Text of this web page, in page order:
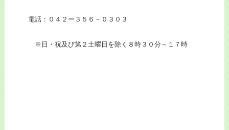
電話：０４２ー３５６－０３０３
※日・祝及び第２土曜日を除く８時３０分～１７時